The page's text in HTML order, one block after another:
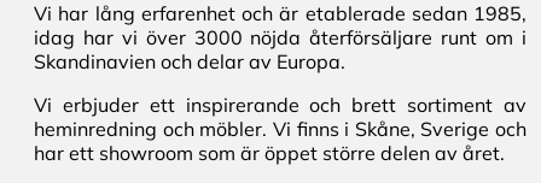
Vi har lång erfarenhet och är etablerade sedan 1985,
idag har vi över 3000 nöjda återförsäljare runt om i
Skandinavien och delar av Europa.
Vi erbjuder ett inspirerande och brett sortiment av
heminredning och möbler. Vi finns i Skåne, Sverige och
har ett showroom som är öppet större delen av året.